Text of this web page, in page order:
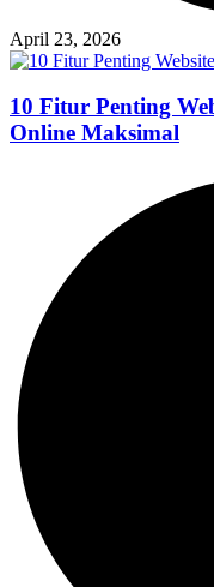
April 23, 2026
10 Fitur Penting
Online Maksimal